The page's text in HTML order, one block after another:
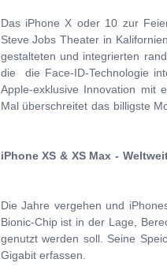
Das iPhone X oder 10 zur
Steve Jobs Theater in
gestalteten und integrierten
die die Face-ID-Technologie
Apple-exklusive Innovation mit
Mal überschreitet das billigste
iPhone XS & XS Max -
Die Jahre vergehen und
Bionic-Chip ist in der Lage,
genutzt werden soll. Seine
Gigabit erfassen.